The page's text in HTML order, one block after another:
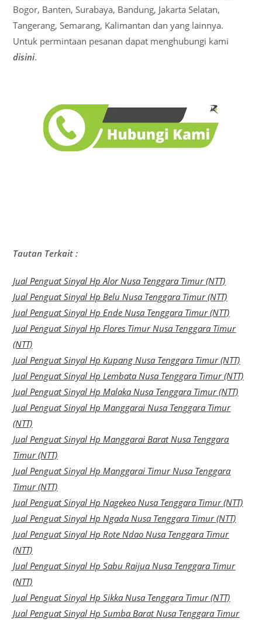
Bogor, Banten, Surabaya, Bandung, Jakarta Selatan,
Tangerang, Semarang, Kalimantan dan yang lainnya.
Untuk permintaan pesanan dapat menghubungi kami
disini.
Tautan Terkait :
Jual Penguat Sinyal Hp Alor Nusa Tenggara Timur (NTT)
Jual Penguat Sinyal Hp Belu Nusa Tenggara Timur (NTT)
Jual Penguat Sinyal Hp Ende Nusa Tenggara Timur (NTT)
Jual Penguat Sinyal Hp Flores Timur Nusa Tenggara Timur
(NTT)
Jual Penguat Sinyal Hp Kupang Nusa Tenggara Timur (NTT)
Jual Penguat Sinyal Hp Lembata Nusa Tenggara Timur (NTT)
Jual Penguat Sinyal Hp Malaka Nusa Tenggara Timur (NTT)
Jual Penguat Sinyal Hp Manggarai Nusa Tenggara Timur
(NTT)
Jual Penguat Sinyal Hp Manggarai Barat Nusa Tenggara
Timur (NTT)
Jual Penguat Sinyal Hp Manggarai Timur Nusa Tenggara
Timur (NTT)
Jual Penguat Sinyal Hp Nagekeo Nusa Tenggara Timur (NTT)
Jual Penguat Sinyal Hp Ngada Nusa Tenggara Timur (NTT)
Jual Penguat Sinyal Hp Rote Ndao Nusa Tenggara Timur
(NTT)
Jual Penguat Sinyal Hp Sabu Raijua Nusa Tenggara Timur
(NTT)
Jual Penguat Sinyal Hp Sikka Nusa Tenggara Timur (NTT)
Jual Penguat Sinyal Hp Sumba Barat Nusa Tenggara Timur